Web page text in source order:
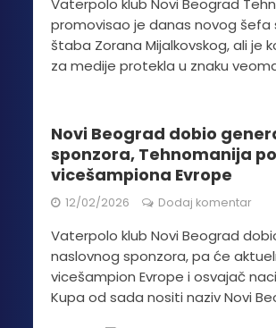
Vaterpolo klub Novi Beograd
promovisao je danas novog šefa
štaba Zorana Mijalkovskog, ali je
za medije protekla u znaku
Novi Beograd dobio
sponzora, Tehnomanija
vicešampiona Evrope
12/02/2026 Dodaj komentar
Vaterpolo klub Novi Beograd
naslovnog sponzora, pa će
vicešampion Evrope i osvajač
Kupa od sada nositi naziv Novi